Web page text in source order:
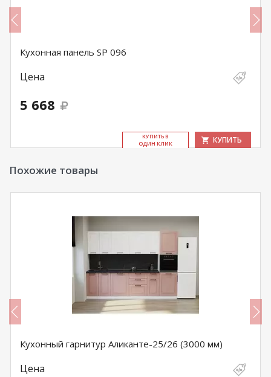
Кухонная панель SP 096
Цена
5 668
КУ­ПИТЬ В
ОДИН КЛИК
КУПИТЬ
Похожие товары
Кухонный гарнитур Аликанте-25/26 (3000 мм)
Цена